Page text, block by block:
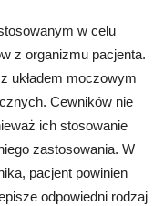
w celu
z organizmu pacjenta.
układem moczowym
Cewników nie
ich stosowanie
zastosowania. W
pacjent powinien
odpowiedni rodzaj